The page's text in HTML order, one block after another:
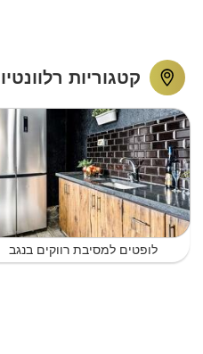
קטגוריות
לופטים למסיבת רווקים בנגב